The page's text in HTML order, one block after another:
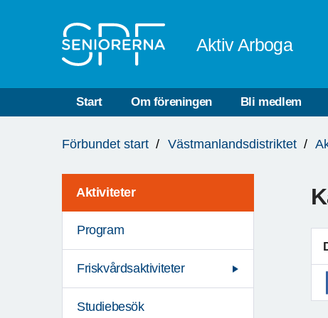
Aktiv Arboga
Start Om föreningen Bli medlem
är
Förbundet start Västmanlandsdistriktet
Aktiviteter
Program
Friskvårdsaktiviteter
Studiebesök